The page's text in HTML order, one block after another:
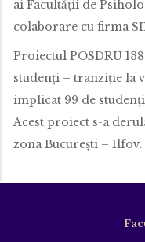
ai Facultăţii de
colaborare cu firma
Proiectul POSDRU
studenţi – tranziţie la
implicat 99 de
Acest proiect s-a
zona Bucureşti – Ilfov.